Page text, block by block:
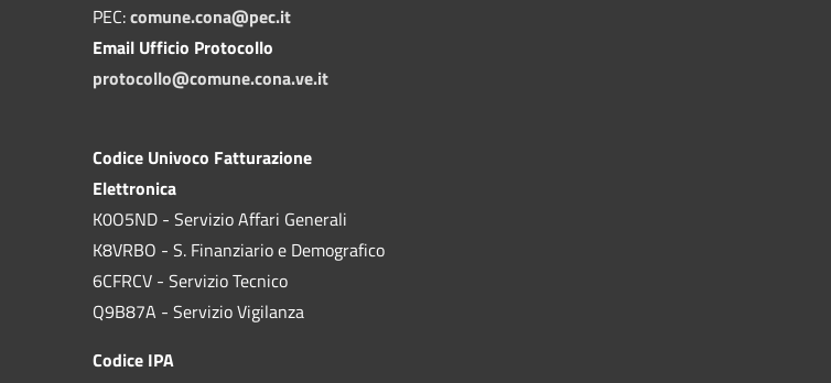
PEC:comune.cona@pec.it
Email Ufficio Protocollo
protocollo@comune.cona.ve.it
Codice Univoco Fatturazione
Elettronica
K0O5ND - Servizio Affari Generali
K8VRBO - S. Finanziario e Demografico
6CFRCV - Servizio Tecnico
Q9B87A - Servizio Vigilanza
Codice IPA